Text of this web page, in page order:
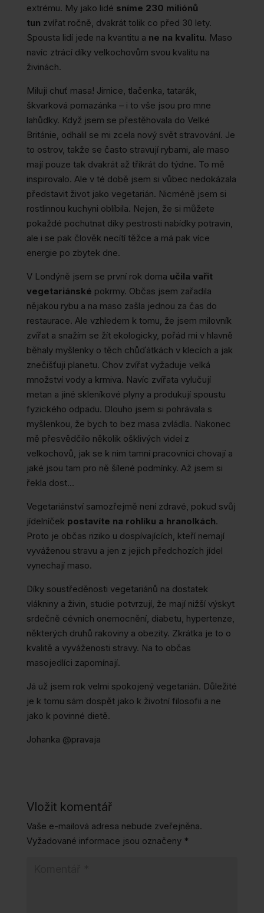
extrému. My jako lidé sníme 230 miliónů
tun zvířat ročně, dvakrát tolik co před 30 lety.
Spousta lidí jede na kvantitu a ne na kvalitu. Maso
navíc ztrácí díky velkochovům svou kvalitu na
živinách.
Miluji chuť masa! Jirnice, tlačenka, tatarák,
škvarková pomazánka – i to vše jsou pro mne
lahůdky. Když jsem se přestěhovala do Velké
Británie, odhalil se mi zcela nový svět stravování. Je
to ostrov, takže se často stravují rybami, ale maso
mají pouze tak dvakrát až třikrát do týdne. To mě
inspirovalo. Ale v té době jsem si vůbec nedokázala
představit život jako vegetarián. Nicméně jsem si
rostlinnou kuchyni oblíbila. Nejen, že si můžete
pokaždé pochutnat díky pestrosti nabídky potravin,
ale i se pak člověk necítí těžce a má pak více
energie po zbytek dne.
V Londýně jsem se první rok doma učila vařit
vegetariánské pokrmy. Občas jsem zařadila
nějakou rybu a na maso zašla jednou za čas do
restaurace. Ale vzhledem k tomu, že jsem milovník
zvířat a snažím se žít ekologicky, pořád mi v hlavně
běhaly myšlenky o těch chůďátkách v klecích a jak
znečišťuji planetu. Chov zvířat vyžaduje velká
množství vody a krmiva. Navíc zvířata vylučují
metan a jiné skleníkové plyny a produkují spoustu
fyzického odpadu. Dlouho jsem si pohrávala s
myšlenkou, že bych to bez masa zvládla. Nakonec
mě přesvědčilo několik ošklivých videí z
velkochovů, jak se k nim tamní pracovníci chovají a
jaké jsou tam pro ně šílené podmínky. Až jsem si
řekla dost…
Vegetariánství samozřejmě není zdravé, pokud svůj
jídelníček postavíte na rohlíku a hranolkách.
Proto je občas riziko u dospívajících, kteří nemají
vyváženou stravu a jen z jejich předchozích jídel
vynechají maso.
Díky soustředěnosti vegetariánů na dostatek
vlákniny a živin, studie potvrzují, že mají nižší výskyt
srdečně cévních onemocnění, diabetu, hypertenze,
některých druhů rakoviny a obezity. Zkrátka je to o
kvalitě a vyváženosti stravy. Na to občas
masojedlíci zapomínají.
Já už jsem rok velmi spokojený vegetarián. Důležité
je k tomu sám dospět jako k životní filosofii a ne
jako k povinné dietě.
Johanka @pravaja
Vložit komentář
Vaše e-mailová adresa nebude zveřejněna.
Vyžadované informace jsou označeny *